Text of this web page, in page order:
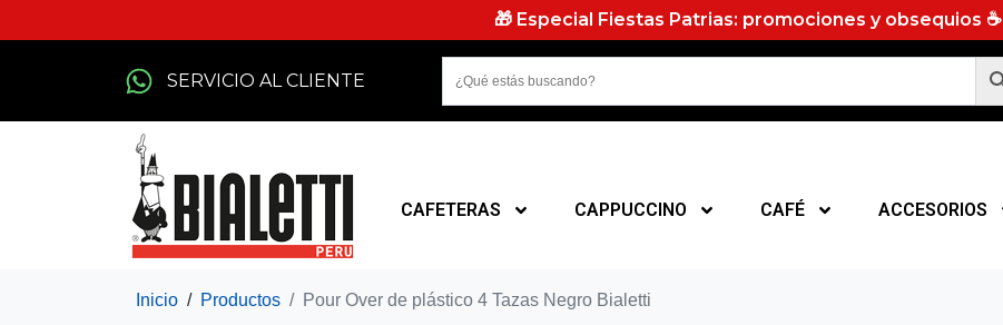
🎁 Especial Fiestas Patrias: promociones y obsequios ☕
SERVICIO AL CLIENTE
CAFETERAS CAPPUCCINO CAFÉ ACCESORIOS
Inicio Productos Pour Over de plástico 4 Tazas Negro Bialetti